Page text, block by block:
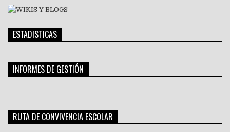
ESTADISTICAS
INFORMES DE GESTIÓN
RUTA DE CONVIVENCIA ESCOLAR